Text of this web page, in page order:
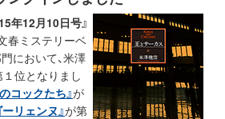
年12月10日号』
春ミステリーベ
において、米澤
位となりまし
コックたち』が
ーリェンヌ』が第